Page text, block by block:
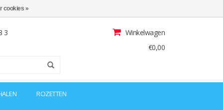
3
Winkelwagen
€0,00
ROZETTEN
cookies »